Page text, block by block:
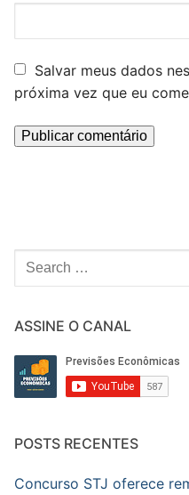
Salvar meus dados
próxima vez que eu
Pesquisar
por:
ASSINE O CANAL
POSTS RECENTES
Concurso STJ oferece